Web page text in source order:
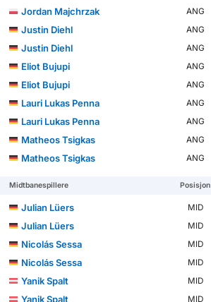
Jordan Majchrzak
ANG
Justin Diehl
ANG
Justin Diehl
ANG
Eliot Bujupi
ANG
Eliot Bujupi
ANG
Lauri Lukas Penna
ANG
Lauri Lukas Penna
ANG
Matheos Tsigkas
ANG
Matheos Tsigkas
ANG
Midtbanespillere Posisjon
Julian Lüers MID
Julian Lüers
MID
Nicolás Sessa
MID
Nicolás Sessa
MID
Yanik Spalt
MID
Yanik Spalt
MID